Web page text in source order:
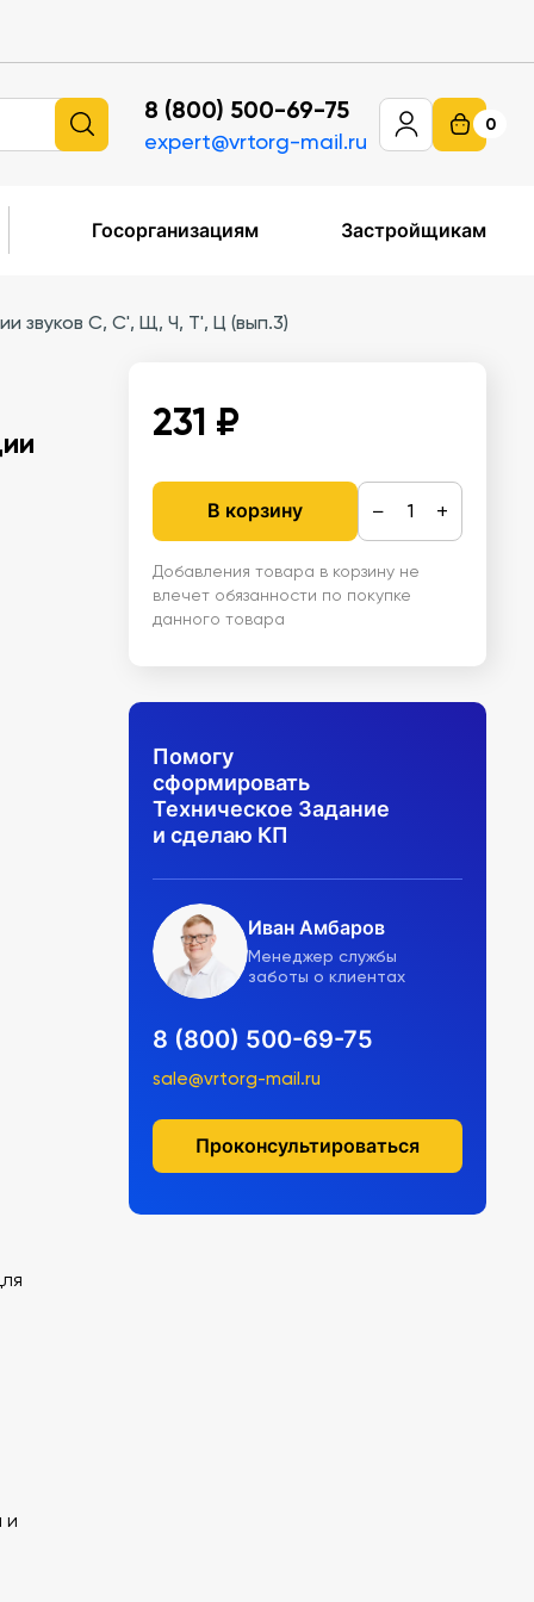
8 (800) 500-69-75
expert@vrtorg-mail.ru
0
Госорганизациям Застройщикам
звуков С, С', Щ, Ч, Т', Ц (вып.3)
231 ₽
В корзину − +
Добавления товара в корзину не
влечет обязанности по покупке
данного товара
Помогу
сформировать
Техническое Задание
и сделаю КП
Иван Амбаров
Менеджер службы
заботы о клиентах
8 (800) 500-69-75
sale@vrtorg-mail.ru
Проконсультироваться
и